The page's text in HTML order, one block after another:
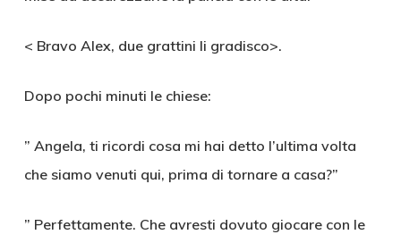
< Bravo Alex, due grattini li gradisco>.
Dopo pochi minuti le chiese:
” Angela, ti ricordi cosa mi hai detto l’ultima volta
che siamo venuti qui, prima di tornare a casa?”
” Perfettamente. Che avresti dovuto giocare con le